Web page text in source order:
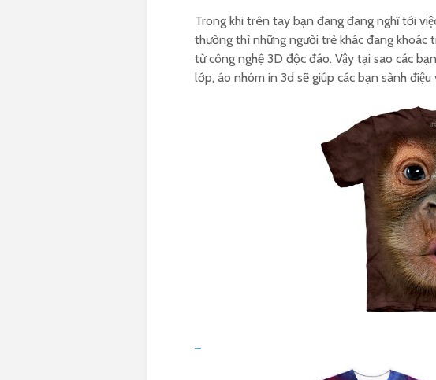
Trong khi trên tay bạn đang đang nghĩ tới
thường thì những người trẻ khác đang khoác
từ công nghệ 3D độc đáo. Vậy tại sao các
lớp, áo nhóm in 3d sẽ giúp các bạn sành